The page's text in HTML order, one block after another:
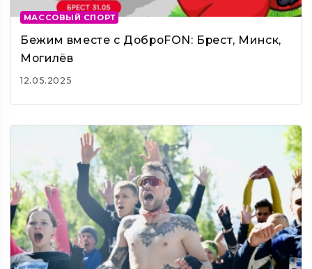
МАССОВЫЙ СПОРТ
Бежим вместе с ДоброFON: Брест, Минск,
Могилёв
12.05.2025